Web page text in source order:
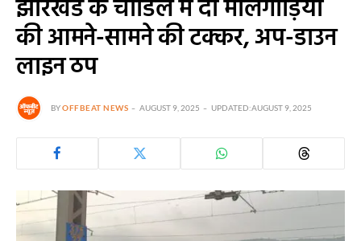
झारखंड के चांडिल में दो मालगाड़ियों
की आमने-सामने की टक्कर, अप-डाउन
लाइन ठप
BYOFFBEAT NEWS AUGUST 9, 2025 UPDATED:AUGUST 9, 2025